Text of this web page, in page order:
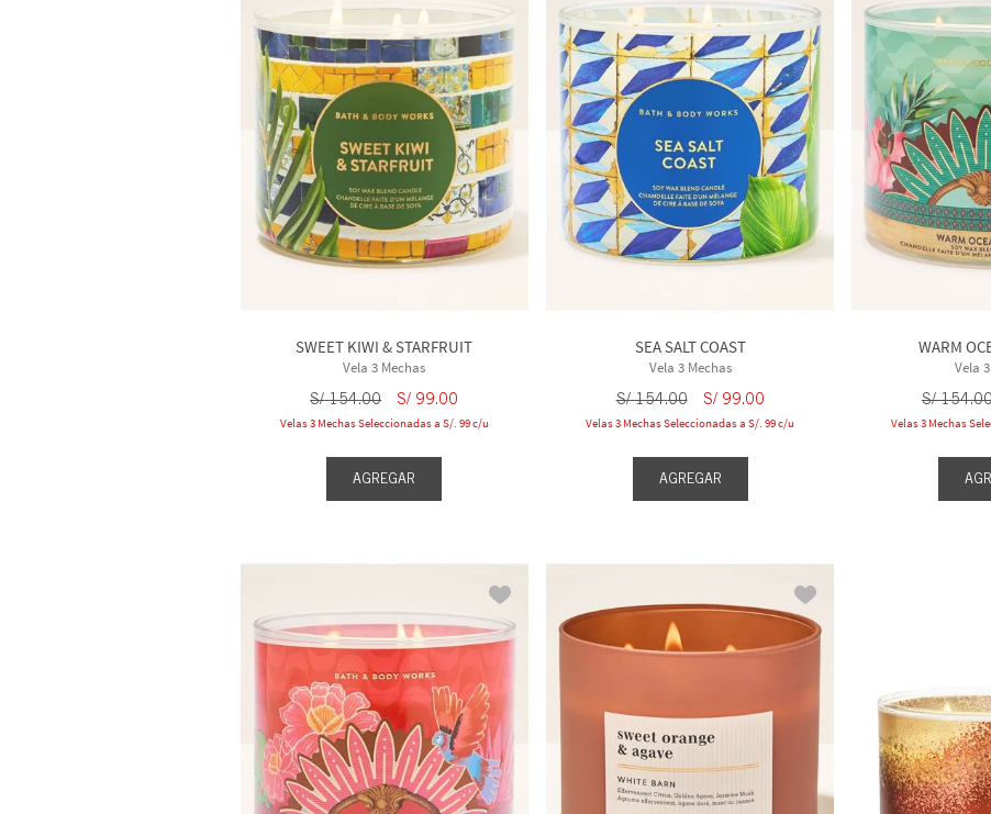
SWEET KIWI & STARFRUIT
Vela 3 Mechas
S/ 154.00 S/ 99.00
Velas 3 Mechas Seleccionadas a S/. 99 c/u
AGREGAR
SEA SALT COAST
Vela 3 Mechas
S/ 154.00 S/ 99.00
Velas 3 Mechas Seleccionadas a S/. 99 c/u
AGREGAR
WARM
Vela
S/ 154.
Velas 3 Mechas